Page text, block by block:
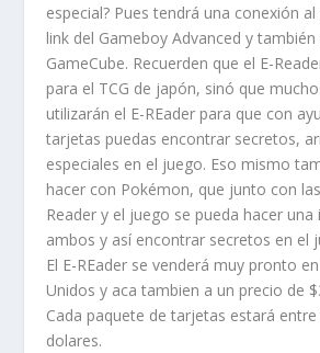
especial? Pues tendrá una conexión
link del Gameboy Advanced y también
GameCube. Recuerden que el E-
para el TCG de japón, sinó que
utilizarán el E-REader para que con
tarjetas puedas encontrar secretos,
especiales en el juego. Eso mismo
hacer con Pokémon, que junto con
Reader y el juego se pueda hacer
ambos y así encontrar secretos en el
El E-REader se venderá muy pronto
Unidos y aca tambien a un precio de
Cada paquete de tarjetas estará entre
dolares.